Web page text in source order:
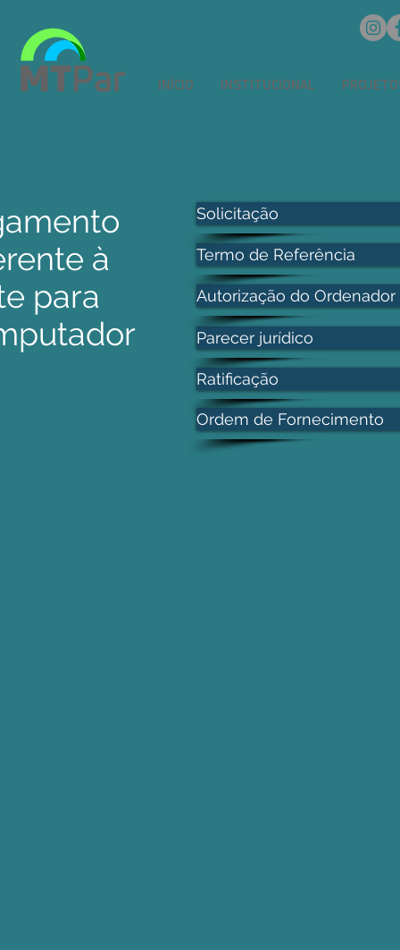
INÍCIO INSTITUCIONAL
à
para
Solicitação
Termo de Referência
Autorização do Ordenador
Parecer jurídico
Ratificação
Ordem de Fornecimento